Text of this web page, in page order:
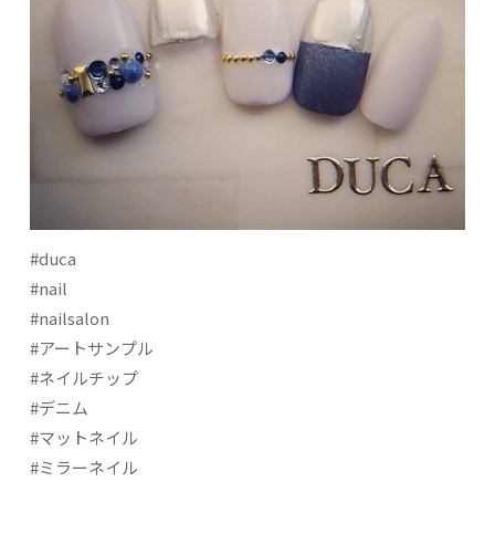
#duca
#nail
#nailsalon
#アートサンプル
#ネイルチップ
#デニム
#マットネイル
#ミラーネイル